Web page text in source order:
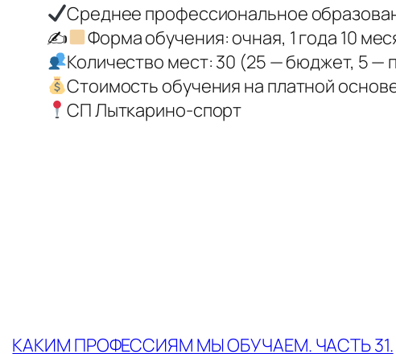
Среднее профессиональное
✍
Форма обучения: очная, 1 года 10
Количество мест: 30 (25 — бюджет, 5 —
Стоимость обучения на платной
СП Лыткарино-спорт
КАКИМ ПРОФЕССИЯМ МЫ ОБУЧАЕМ. ЧАСТЬ 31.